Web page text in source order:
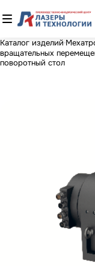
Каталог изделий
вращательных
поворотный стол